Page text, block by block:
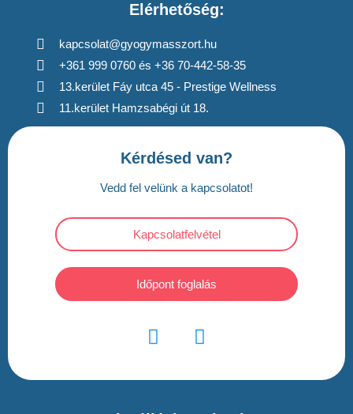
Elérhetőség:
kapcsolat@gyogymasszort.hu
+361 999 0760 és +36 70-442-58-35
13.kerület Fáy utca 45 - Prestige Wellness
11.kerület Hamzsabégi út 18.
Kérdésed van?
Vedd fel velünk a kapcsolatot!
Kapcsolatfelvétel
Időpont foglalás